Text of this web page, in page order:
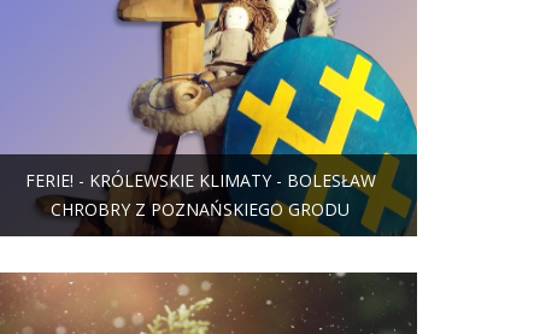
FERIE! - KRÓLEWSKIE KLIMATY - BOLESŁAW
CHROBRY Z POZNAŃSKIEGO GRODU